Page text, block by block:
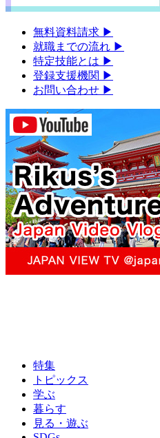
無料資料請求 ▶︎
就職までの流れ ▶︎
特定技能とは ▶︎
登録支援機関 ▶︎
お問い合わせ ▶︎
特集
トピックス
学ぶ
暮らす
見る・遊ぶ